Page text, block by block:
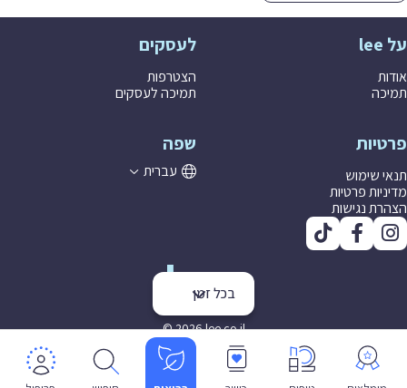
בכל זמן
על lee
אודות
תמיכה
לעסקים
הצטרפות
תמיכה לעסקים
פרטיות
תנאי שימוש
מדיניות פרטיות
הצהרת נגישות
שפה
עברית
© 2026 lee co il